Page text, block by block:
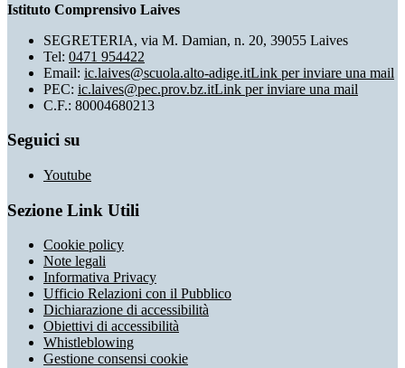
Istituto Comprensivo Laives
SEGRETERIA, via M. Damian, n. 20, 39055 Laives
Tel: 0471 954422
Email: ic.laives@scuola.alto-adige.itLink per inviare una mail
PEC: ic.laives@pec.prov.bz.itLink per inviare una mail
C.F.: 80004680213
Seguici su
Youtube
Sezione Link Utili
Cookie policy
Note legali
Informativa Privacy
Ufficio Relazioni con il Pubblico
Dichiarazione di accessibilità
Obiettivi di accessibilità
Whistleblowing
Gestione consensi cookie